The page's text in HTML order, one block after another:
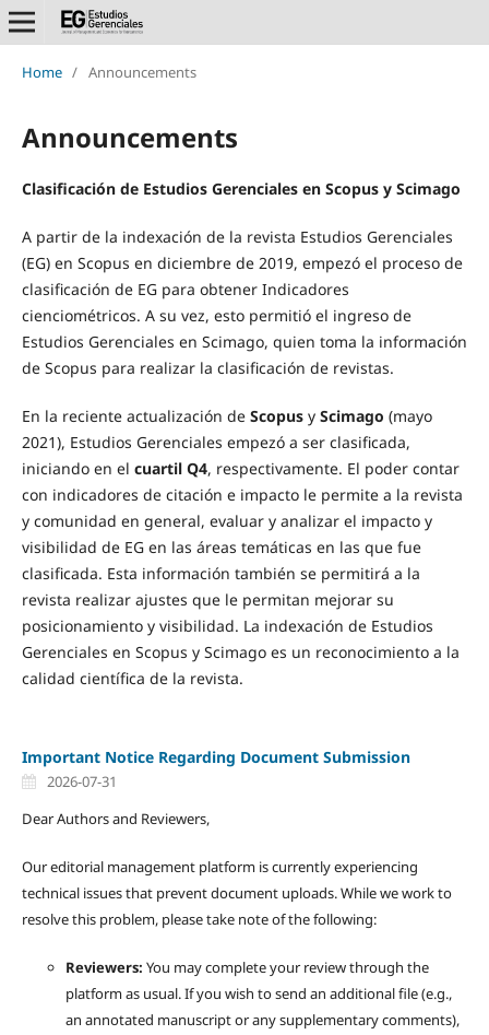
Home / Announcements
Announcements
Clasificación de Estudios Gerenciales en Scopus y Scimago
A partir de la indexación de la revista Estudios Gerenciales
(EG) en Scopus en diciembre de 2019, empezó el proceso de
clasificación de EG para obtener Indicadores
cienciométricos. A su vez, esto permitió el ingreso de
Estudios Gerenciales en Scimago, quien toma la información
de Scopus para realizar la clasificación de revistas.
En la reciente actualización de Scopusy Scimago (mayo
2021), Estudios Gerenciales empezó a ser clasificada,
iniciando en el cuartil Q4, respectivamente. El poder contar
con indicadores de citación e impacto le permite a la revista
y comunidad en general, evaluar y analizar el impacto y
visibilidad de EG en las áreas temáticas en las que fue
clasificada. Esta información también se permitirá a la
revista realizar ajustes que le permitan mejorar su
posicionamiento y visibilidad. La indexación de Estudios
Gerenciales en Scopus y Scimago es un reconocimiento a la
calidad científica de la revista.
Important Notice Regarding Document Submission
2026-07-31
Dear Authors and Reviewers,
Our editorial management platform is currently experiencing
technical issues that prevent document uploads. While we work to
resolve this problem, please take note of the following:
Reviewers: You may complete your review through the
platform as usual. If you wish to send an additional file (e.g.,
an annotated manuscript or any supplementary comments),